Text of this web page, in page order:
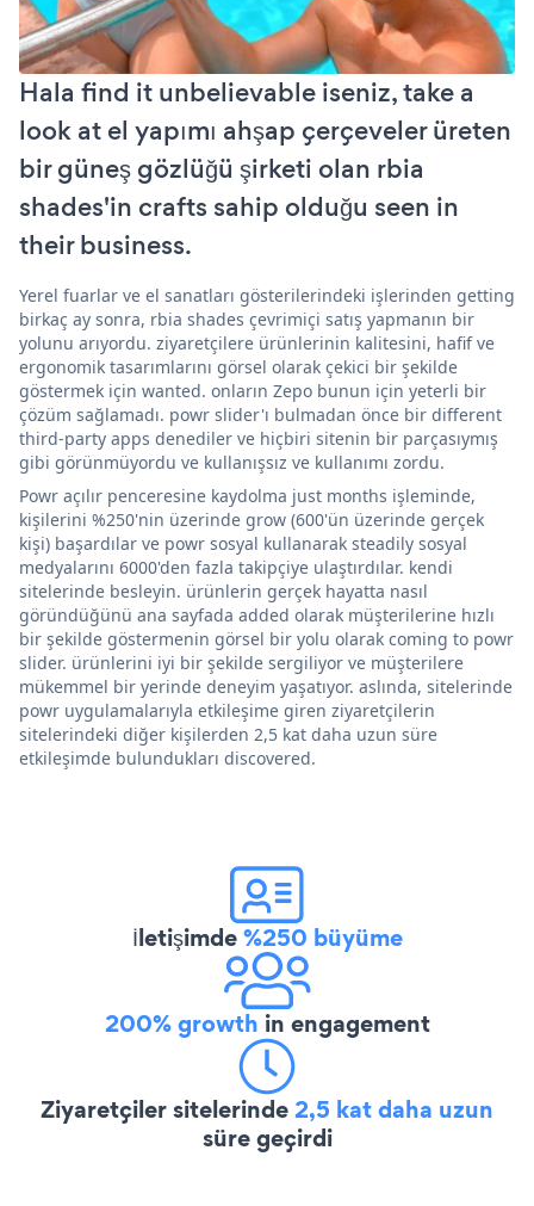
Hala find it unbelievable iseniz, take a
look at el yapımı ahşap çerçeveler üreten
bir güneş gözlüğü şirketi olan rbia
shades'in crafts sahip olduğu seen in
their business.
Yerel fuarlar ve el sanatları gösterilerindeki işlerinden getting
birkaç ay sonra, rbia shades çevrimiçi satış yapmanın bir
yolunu arıyordu. ziyaretçilere ürünlerinin kalitesini, hafif ve
ergonomik tasarımlarını görsel olarak çekici bir şekilde
göstermek için wanted. onların Zepo bunun için yeterli bir
çözüm sağlamadı. powr slider'ı bulmadan önce bir different
third-party apps denediler ve hiçbiri sitenin bir parçasıymış
gibi görünmüyordu ve kullanışsız ve kullanımı zordu.
Powr açılır penceresine kaydolma just months işleminde,
kişilerini %250'nin üzerinde grow (600'ün üzerinde gerçek
kişi) başardılar ve powr sosyal kullanarak steadily sosyal
medyalarını 6000'den fazla takipçiye ulaştırdılar. kendi
sitelerinde besleyin. ürünlerin gerçek hayatta nasıl
göründüğünü ana sayfada added olarak müşterilerine hızlı
bir şekilde göstermenin görsel bir yolu olarak coming to powr
slider. ürünlerini iyi bir şekilde sergiliyor ve müşterilere
mükemmel bir yerinde deneyim yaşatıyor. aslında, sitelerinde
powr uygulamalarıyla etkileşime giren ziyaretçilerin
sitelerindeki diğer kişilerden 2,5 kat daha uzun süre
etkileşimde bulundukları discovered.
İletişimde%250 büyüme
200% growth in engagement
Ziyaretçiler sitelerinde2,5 kat daha uzun
süre geçirdi